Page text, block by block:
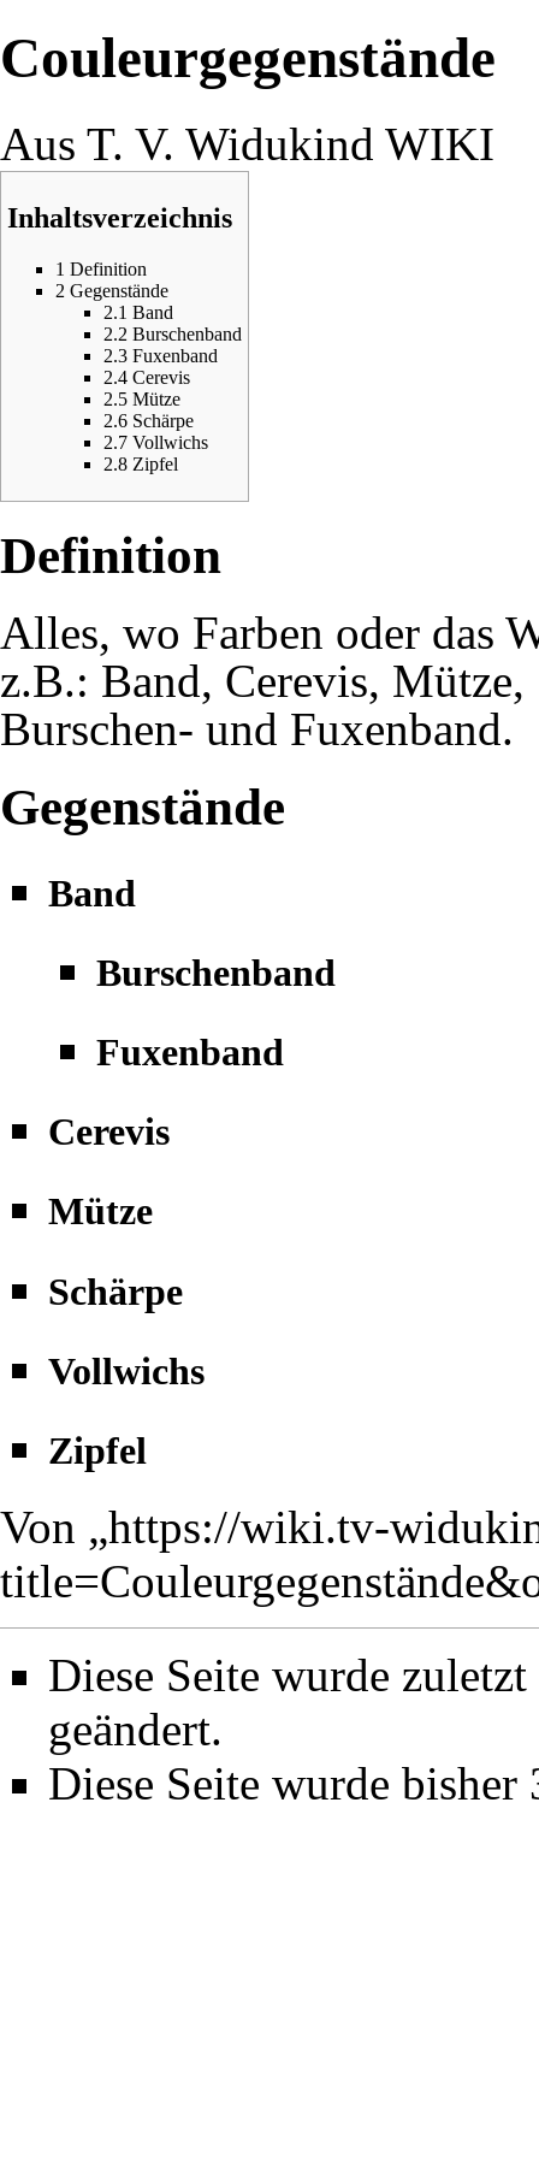
Couleurgegenstände
Aus T. V. Widukind WIKI
Inhaltsverzeichnis
1 Definition
2 Gegenstände
2.1 Band
2.2 Burschenband
2.3 Fuxenband
2.4 Cerevis
2.5 Mütze
2.6 Schärpe
2.7 Vollwichs
2.8 Zipfel
Definition
Alles, wo Farben oder das
z.B.: Band, Cerevis, Mütze,
Burschen- und Fuxenband.
Gegenstände
Band
Burschenband
Fuxenband
Cerevis
Mütze
Schärpe
Vollwichs
Zipfel
Von „https://wiki.tv-
Diese Seite wurde
geändert.
Diese Seite wurde